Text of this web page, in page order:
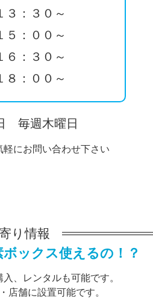
：３０～
：００～
：３０～
：００～
毎週木曜日
軽にお問い合わせ下さい
り情報
ックス使えるの！？
、レンタルも可能です。
店舗に設置可能です。